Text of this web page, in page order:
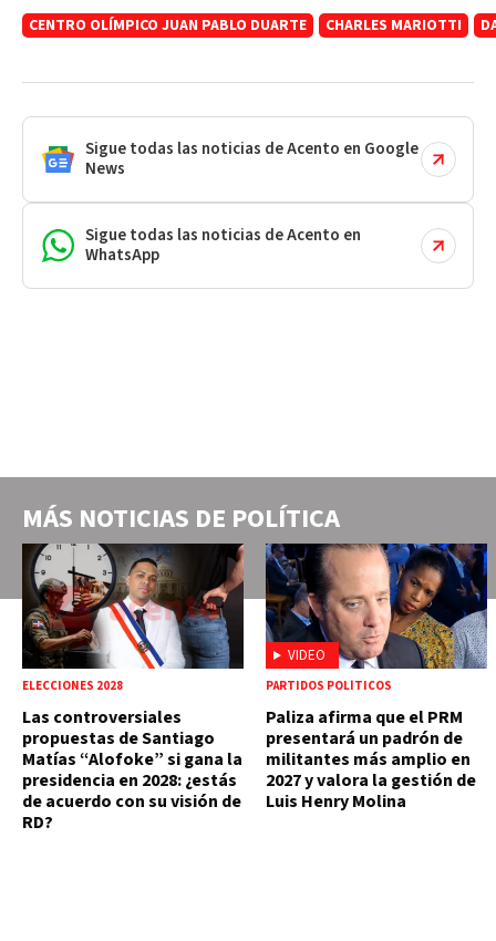
CENTRO OLÍMPICO JUAN PABLO DUARTE CHARLES MARIOTTI
Sigue todas las noticias de Acento en Google
News
Sigue todas las noticias de Acento en
WhatsApp
MÁS NOTICIAS DE POLÍTICA
ELECCIONES 2028
Las controversiales
propuestas de Santiago
Matías “Alofoke” si gana la
presidencia en 2028: ¿estás
de acuerdo con su visión de
RD?
VIDEO
PARTIDOS POLÍTICOS
Paliza afirma que el PRM
presentará un padrón de
militantes más amplio en
2027 y valora la gestión de
Luis Henry Molina